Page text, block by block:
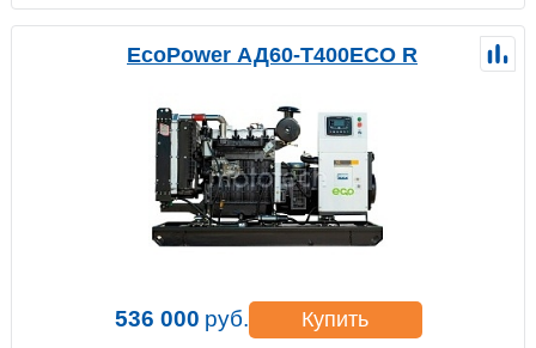
EcoPower АД60-T400ECO R
536 000 руб. Купить